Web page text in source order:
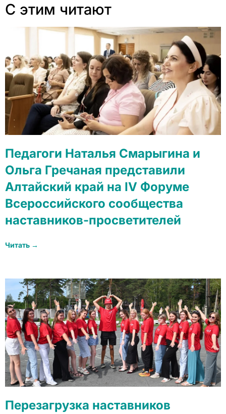
С этим читают
Педагоги Наталья Смарыгина и
Ольга Гречаная представили
Алтайский край на IV Форуме
Всероссийского сообщества
наставников-просветителей
Читать →
Перезагрузка наставников